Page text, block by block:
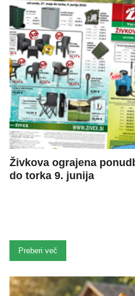
Živkova ograjena
do torka 9. junija
Preberi več